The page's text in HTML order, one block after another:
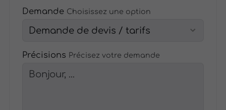
Demande Choisissez une option
Précisions Précisez votre demande